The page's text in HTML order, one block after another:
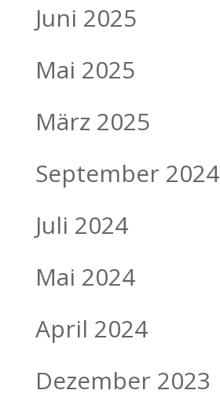
Juni 2025
Mai 2025
März 2025
September 2024
Juli 2024
Mai 2024
April 2024
Dezember 2023